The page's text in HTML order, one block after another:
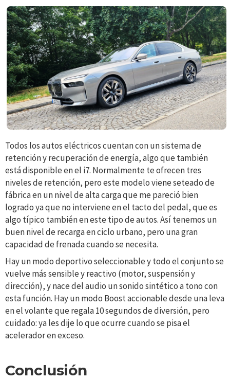
Todos los autos eléctricos cuentan con un sistema de
retención y recuperación de energía, algo que también
está disponible en el i7. Normalmente te ofrecen tres
niveles de retención, pero este modelo viene seteado de
fábrica en un nivel de alta carga que me pareció bien
logrado ya que no interviene en el tacto del pedal, que es
algo típico también en este tipo de autos. Así tenemos un
buen nivel de recarga en ciclo urbano, pero una gran
capacidad de frenada cuando se necesita.
Hay un modo deportivo seleccionable y todo el conjunto se
vuelve más sensible y reactivo (motor, suspensión y
dirección), y nace del audio un sonido sintético a tono con
esta función. Hay un modo Boost accionable desde una leva
en el volante que regala 10 segundos de diversión, pero
cuidado: ya les dije lo que ocurre cuando se pisa el
acelerador en exceso.
Conclusión